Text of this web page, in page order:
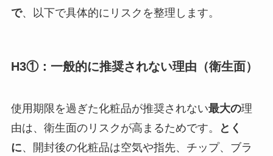
で、以下で具体的にリスクを整理します。
H3①：一般的に推奨されない理由（衛生面）
使用期限を過ぎた化粧品が推奨されない最大の理
由は、衛生面のリスクが高まるためです。
とく
に、開封後の化粧品は空気や指先、チップ、ブラ